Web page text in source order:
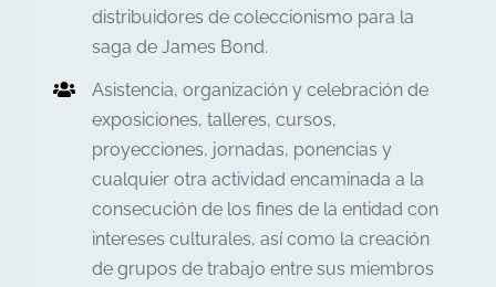
distribuidores de coleccionismo para la
saga de James Bond.
Asistencia, organización y celebración de
exposiciones, talleres, cursos,
proyecciones, jornadas, ponencias y
cualquier otra actividad encaminada a la
consecución de los fines de la entidad con
intereses culturales, así como la creación
de grupos de trabajo entre sus miembros